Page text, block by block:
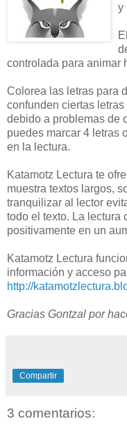
y
controlada para animar
Colorea las letras para
confunden ciertas
debido a problemas de
puedes marcar 4 letras
en la lectura.
Katamotz Lectura te
muestra textos largos,
tranquilizar al lector
todo el texto. La lectura
positivamente en un
Katamotz Lectura
información y acceso
http://
Gracias Gontzal por
Compartir
3 comentarios: